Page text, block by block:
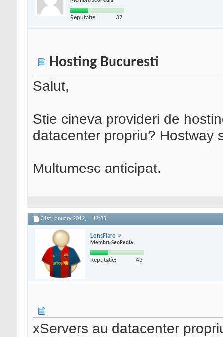
Reputatie: 37
Hosting Bucuresti
Salut,
Stie cineva provideri de
datacenter propriu? Hostway
Multumesc anticipat.
31st January 2012, 12:35
LensFlare
Membru SeoPedia
Reputatie: 43
xServers au datacenter